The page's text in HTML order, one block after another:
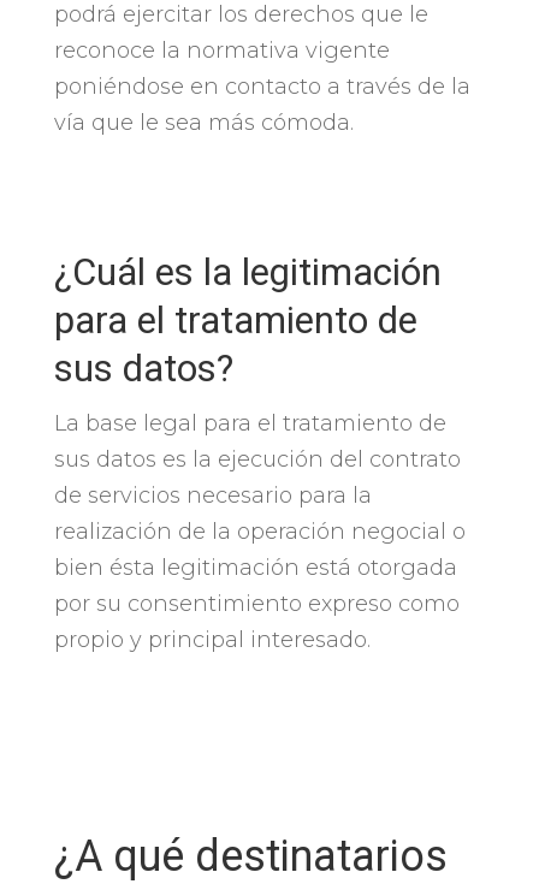
podrá ejercitar los derechos que le
reconoce la normativa vigente
poniéndose en contacto a través de la
vía que le sea más cómoda.
¿Cuál es la legitimación
para el tratamiento de
sus datos?
La base legal para el tratamiento de
sus datos es la ejecución del contrato
de servicios necesario para la
realización de la operación negocial o
bien ésta legitimación está otorgada
por su consentimiento expreso como
propio y principal interesado.
¿A qué destinatarios